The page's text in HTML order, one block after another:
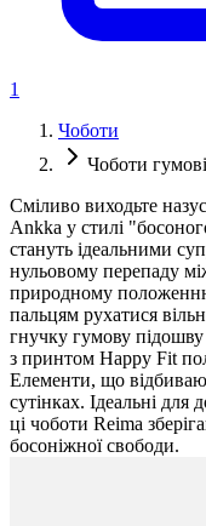
1
Чоботи
Чоботи
Сміливо виходьте
Ankka у стилі
стануть ідеальними
нульовому перепаду
природному
пальцям рухатися
гнучку гумову
з принтом Happy Fit
Елементи, що
сутінках. Ідеальні
ці чоботи Reima
босоніжної свободи.